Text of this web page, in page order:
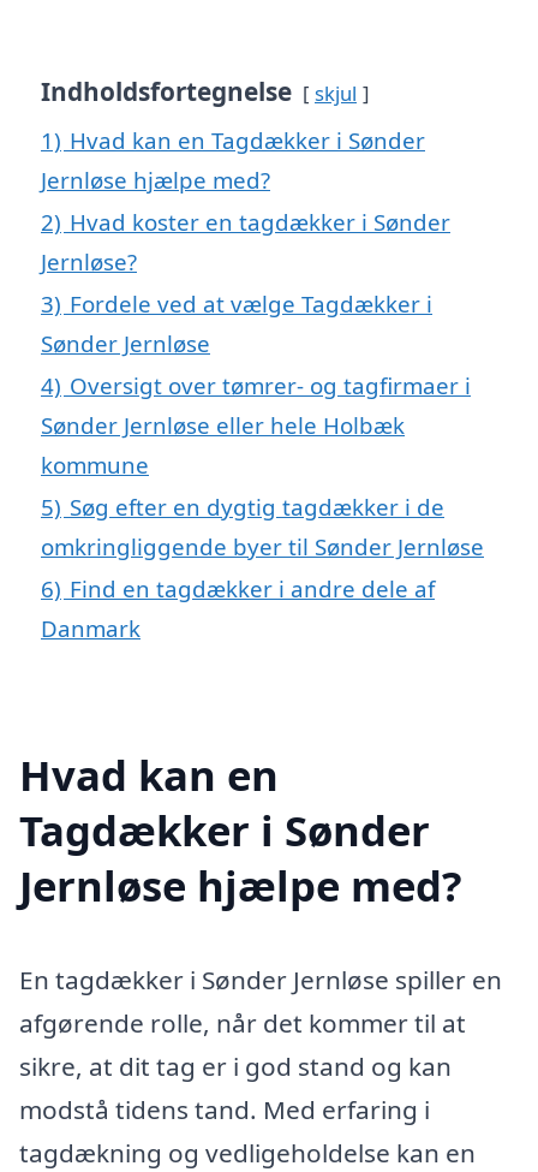
Indholdsfortegnelse skjul
1) Hvad kan en Tagdækker i Sønder
Jernløse hjælpe med?
2) Hvad koster en tagdækker i Sønder
Jernløse?
3) Fordele ved at vælge Tagdækker i
Sønder Jernløse
4) Oversigt over tømrer- og tagfirmaer i
Sønder Jernløse eller hele Holbæk
kommune
5) Søg efter en dygtig tagdækker i de
omkringliggende byer til Sønder Jernløse
6) Find en tagdækker i andre dele af
Danmark
Hvad kan en
Tagdækker i Sønder
Jernløse hjælpe med?
En tagdækker i Sønder Jernløse spiller en
afgørende rolle, når det kommer til at
sikre, at dit tag er i god stand og kan
modstå tidens tand. Med erfaring i
tagdækning og vedligeholdelse kan en